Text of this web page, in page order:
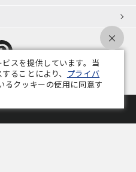
法 会社概要 業務用家具コラム
スを提供しています。当
ることにより、 プライバ
るクッキーの使用に同意す
×